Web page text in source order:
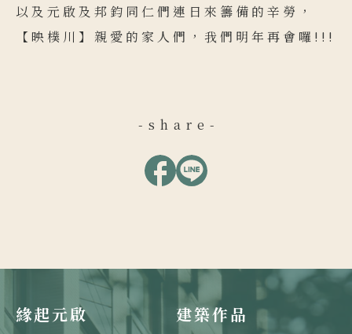
以及元啟及邦鈞同仁們連日來籌備的辛勞，
【映樸川】親愛的家人們，我們明年再會囉!!!
-share-
緣起元啟 建築作品